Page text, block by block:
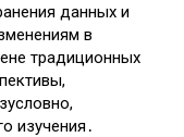
данных и
в
традиционных
изучения․